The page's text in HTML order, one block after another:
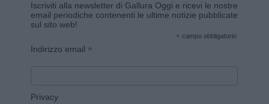
Iscriviti alla newsletter di Gallura Oggi e ricevi le nostre
email periodiche contenenti le ultime notizie pubblicate
sul sito web!
* campo obbligatorio
Indirizzo email *
Privacy